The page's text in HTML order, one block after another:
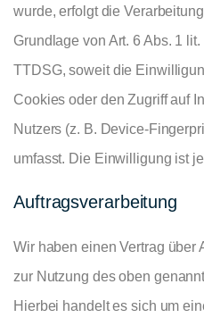
wurde, erfolgt die
Grundlage von Art. 6 Abs. 1
TTDSG, soweit die
Cookies oder den Zugriff auf
Nutzers (z. B. Device-
umfasst. Die Einwilligung ist
Auftragsverarbeitung
Wir haben einen Vertrag über
zur Nutzung des oben
Hierbei handelt es sich um